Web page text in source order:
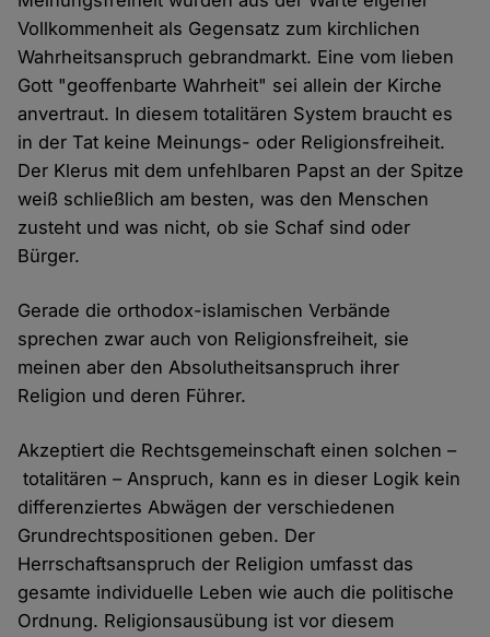
Vollkommenheit als Gegensatz zum kirchlichen
Wahrheitsanspruch gebrandmarkt. Eine vom lieben
Gott "geoffenbarte Wahrheit" sei allein der Kirche
anvertraut. In diesem totalitären System braucht es
in der Tat keine Meinungs- oder Religionsfreiheit.
Der Klerus mit dem unfehlbaren Papst an der Spitze
weiß schließlich am besten, was den Menschen
zusteht und was nicht, ob sie Schaf sind oder
Bürger.
Gerade die orthodox-islamischen Verbände
sprechen zwar auch von Religionsfreiheit, sie
meinen aber den Absolutheitsanspruch ihrer
Religion und deren Führer.
Akzeptiert die Rechtsgemeinschaft einen solchen –
totalitären – Anspruch, kann es in dieser Logik kein
differenziertes Abwägen der verschiedenen
Grundrechtspositionen geben. Der
Herrschaftsanspruch der Religion umfasst das
gesamte individuelle Leben wie auch die politische
Ordnung. Religionsausübung ist vor diesem